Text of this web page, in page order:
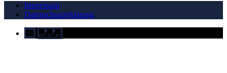
Impressum
Datenschutzerklärung
Button